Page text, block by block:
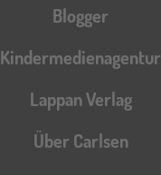
Blogger
Kindermedienagentur
Lappan Verlag
Über Carlsen